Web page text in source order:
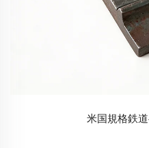
米国規格鉄